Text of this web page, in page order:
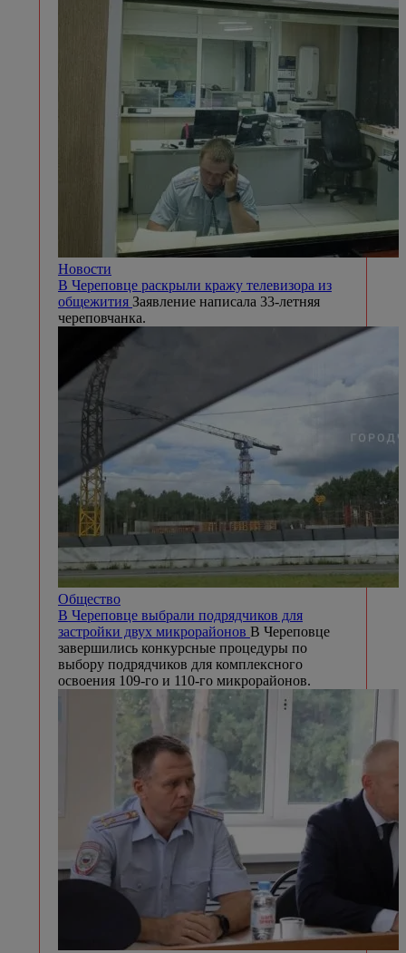
Новости
В Череповце раскрыли кражу телевизора из
общежития Заявление написала 33-летняя
череповчанка.
Общество
В Череповце выбрали подрядчиков для
застройки двух микрорайонов В Череповце
завершились конкурсные процедуры по
выбору подрядчиков для комплексного
освоения 109-го и 110-го микрорайонов.